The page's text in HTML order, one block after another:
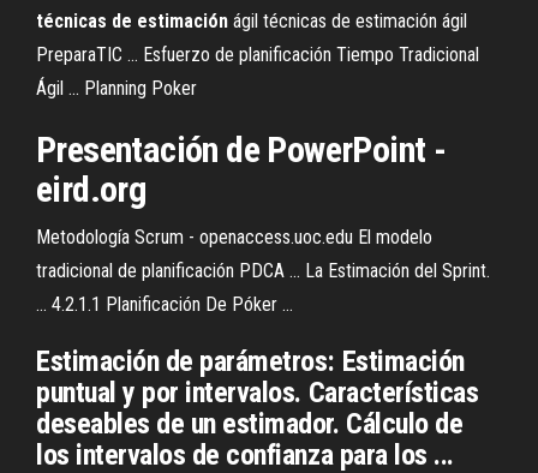
técnicas de estimación ágil técnicas de estimación ágil
PreparaTIC ... Esfuerzo de planificación Tiempo Tradicional
Ágil ... Planning Poker
Presentación de PowerPoint -
eird.org
Metodología Scrum - openaccess.uoc.edu El modelo
tradicional de planificación PDCA ... La Estimación del Sprint.
... 4.2.1.1 Planificación De Póker ...
Estimación de parámetros: Estimación
puntual y por intervalos. Características
deseables de un estimador. Cálculo de
los intervalos de confianza para los ...